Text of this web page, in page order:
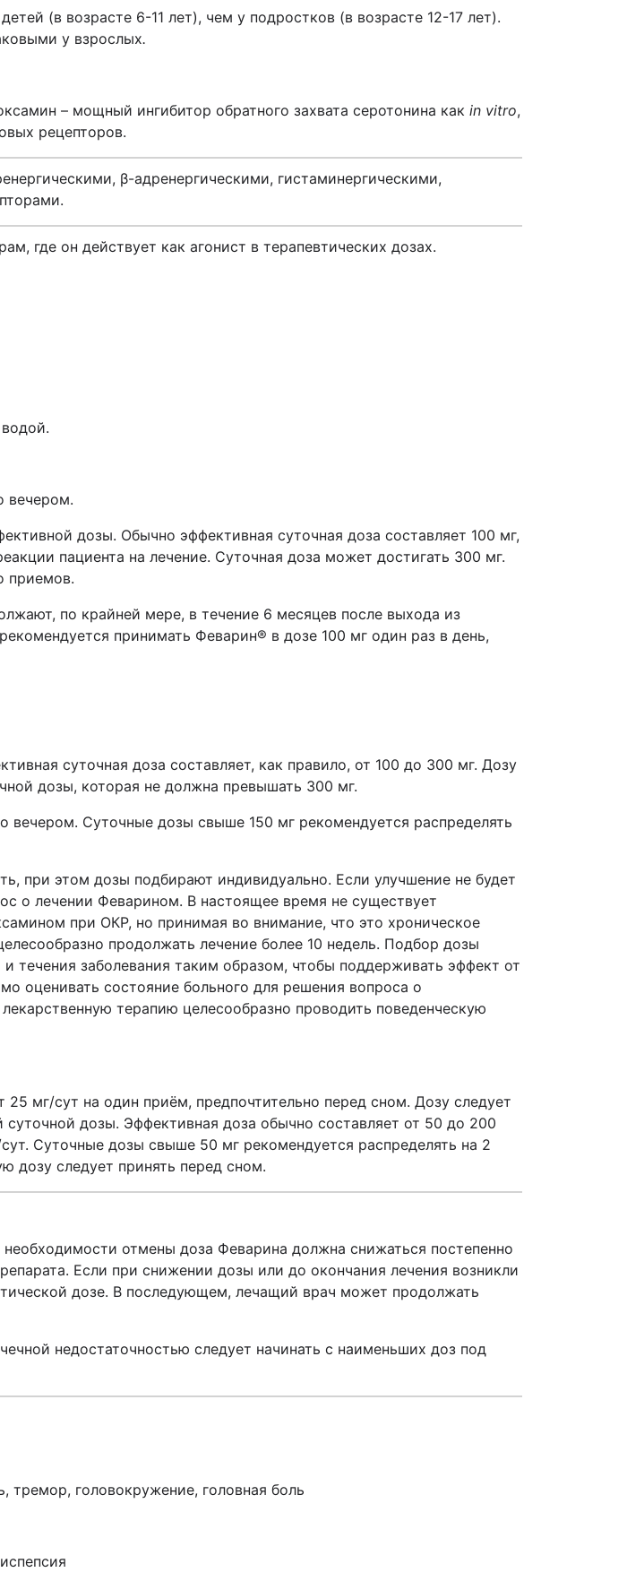
(в возрасте 6-11 лет), чем у подростков (в возрасте 12-17 лет).
у взрослых.
– мощный ингибитор обратного захвата серотонина как in vitro,
рецепторов.
β-адренергическими, гистаминергическими,
где он действует как агонист в терапевтических дозах.
вечером.
дозы. Обычно эффективная суточная доза составляет 100 мг,
пациента на лечение. Суточная доза может достигать 300 мг.
приемов.
по крайней мере, в течение 6 месяцев после выхода из
принимать Феварин® в дозе 100 мг один раз в день,
суточная доза составляет, как правило, от 100 до 300 мг. Дозу
дозы, которая не должна превышать 300 мг.
Суточные дозы свыше 150 мг рекомендуется распределять
при этом дозы подбирают индивидуально. Если улучшение не будет
о лечении Феварином. В настоящее время не существует
при ОКР, но принимая во внимание, что это хроническое
продолжать лечение более 10 недель. Подбор дозы
течения заболевания таким образом, чтобы поддерживать эффект от
оценивать состояние больного для решения вопроса о
терапию целесообразно проводить поведенческую
мг/сут на один приём, предпочтительно перед сном. Дозу следует
дозы. Эффективная доза обычно составляет от 50 до 200
Суточные дозы свыше 50 мг рекомендуется распределять на 2
дозу следует принять перед сном.
отмены доза Феварина должна снижаться постепенно
Если при снижении дозы или до окончания лечения возникли
дозе. В последующем, лечащий врач может продолжать
недостаточностью следует начинать с наименьших доз под
тремор, головокружение, головная боль